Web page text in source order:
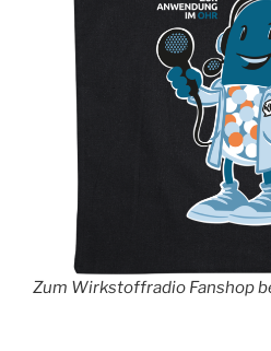
Zum Wirkstoffradio Fanshop